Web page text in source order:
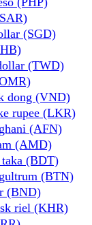
(SGD)
(TWD)
dong (VND)
rupee (LKR)
(AFN)
(AMD)
taka (BDT)
(BTN)
(BND)
riel (KHR)